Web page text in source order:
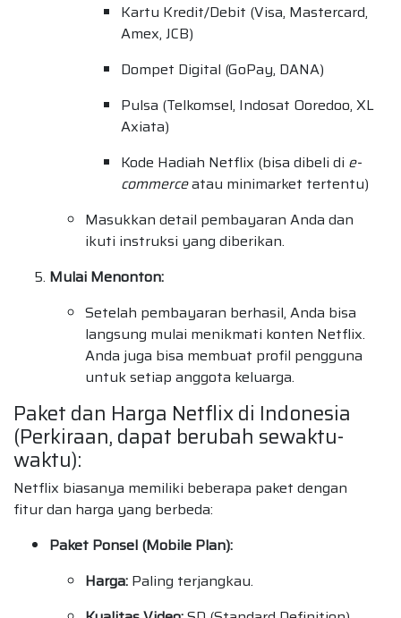
Kartu Kredit/Debit (Visa, Mastercard,
Amex, JCB)
Dompet Digital (GoPay, DANA)
Pulsa (Telkomsel, Indosat Ooredoo, XL
Axiata)
Kode Hadiah Netflix (bisa dibeli di e-
commerceatau minimarket tertentu)
Masukkan detail pembayaran Anda dan
ikuti instruksi yang diberikan.
Mulai Menonton:
Setelah pembayaran berhasil, Anda bisa
langsung mulai menikmati konten Netflix.
Anda juga bisa membuat profil pengguna
untuk setiap anggota keluarga.
Paket dan Harga Netflix di Indonesia
(Perkiraan, dapat berubah sewaktu-
waktu):
Netflix biasanya memiliki beberapa paket dengan
fitur dan harga yang berbeda:
Paket Ponsel (Mobile Plan):
Harga: Paling terjangkau.